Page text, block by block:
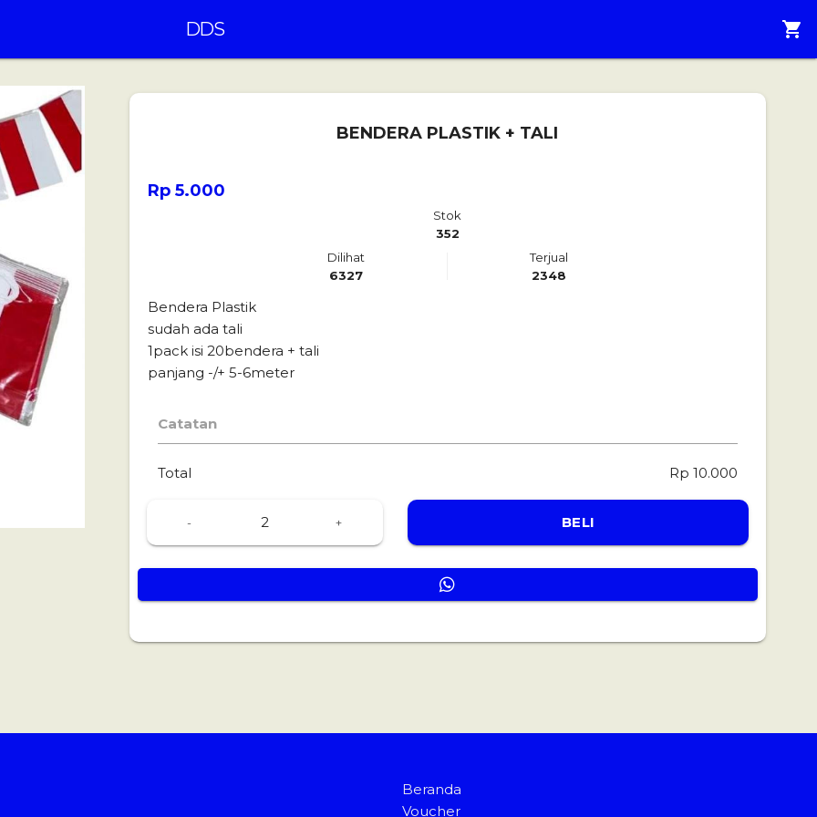
DDS shopping_cart
BENDERA PLASTIK + TALI
Rp 5.000
Stok
352
Dilihat
6327
Terjual
2348
Bendera Plastik
sudah ada tali
1pack isi 20bendera + tali
panjang -/+ 5-6meter
Catatan
Total Rp 10.000
- + BELI
Beranda
Voucher